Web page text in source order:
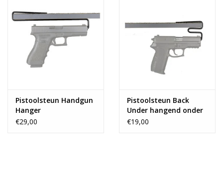
Pistoolsteun Handgun
Hanger
€29,00
Pistoolsteun Back
Under hangend onder
legplank
€19,00